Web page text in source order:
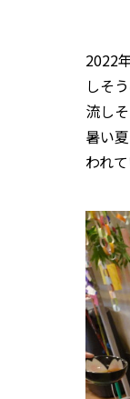
2022
しそ
流し
暑い
われて